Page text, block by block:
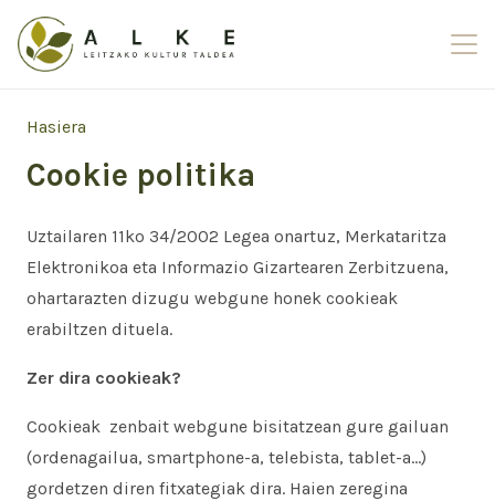
Hasiera
Cookie politika
Uztailaren 11ko 34/2002 Legea onartuz, Merkataritza
Elektronikoa eta Informazio Gizartearen Zerbitzuena,
ohartarazten dizugu webgune honek cookieak
erabiltzen dituela.
Zer dira cookieak?
Cookieak zenbait webgune bisitatzean gure gailuan
(ordenagailua, smartphone-a, telebista, tablet-a…)
gordetzen diren fitxategiak dira. Haien zeregina